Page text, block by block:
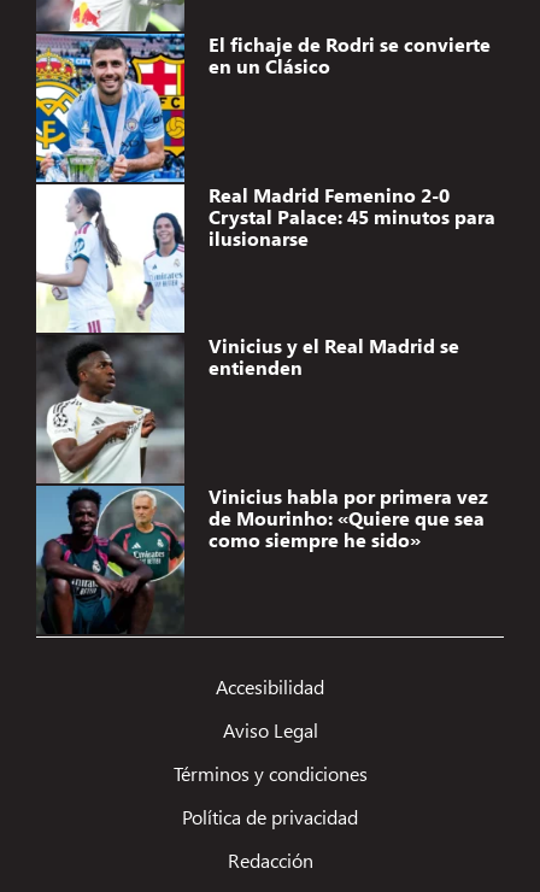
El fichaje de Rodri se convierte
en un Clásico
Real Madrid Femenino 2-0
Crystal Palace: 45 minutos para
ilusionarse
Vinicius y el Real Madrid se
entienden
Vinicius habla por primera vez
de Mourinho: «Quiere que sea
como siempre he sido»
Accesibilidad
Aviso Legal
Términos y condiciones
Política de privacidad
Redacción